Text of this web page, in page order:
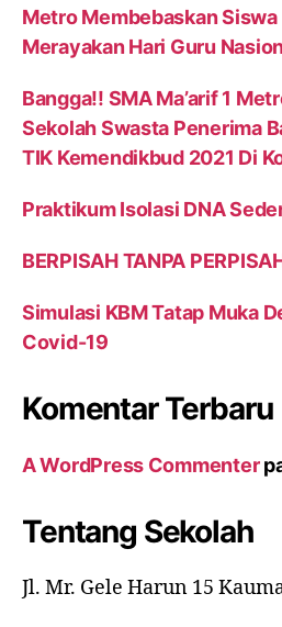
Metro Membebaskan
Merayakan Hari Guru
Bangga!! SMA Ma’arif 1
Sekolah Swasta Penerima
TIK Kemendikbud 2021 Di
Praktikum Isolasi DNA
BERPISAH TANPA
Simulasi KBM Tatap Muka
Covid-19
Komentar Terbaru
A WordPress Commenter
Tentang Sekolah
Jl. Mr. Gele Harun 15